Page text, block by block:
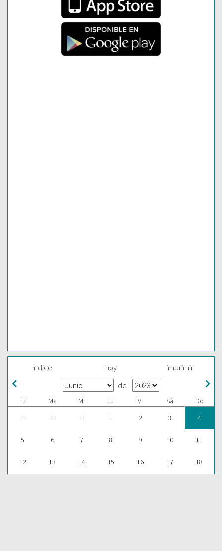
índice hoy imprimir
de
Lu Ma Mi Ju Vi Sá
Do
29
30 31 1 2 3 4
5 6 7 8 9 10 11
12 13 14 15 16 17 18